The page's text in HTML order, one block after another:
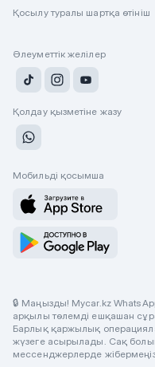
Қосылу туралы шартқа өтініш
Әлеуметтік желілер
Қолдау қызметіне жазу
Мобильді қосымша
🔒 Маңызды! Mycar.kz
арқылы төлемді ешқашан
Барлық қаржылық
жүзеге асырылады. Сақ
мессенджерлерде